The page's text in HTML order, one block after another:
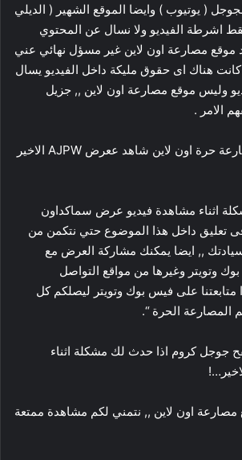
لجوجل ( يوتيوب ) وايضا الموقع الشهير ( الديلي
الفيديو ولا نسال عن المحتوي
موقع مصارعة اون لاين غير مسؤل نهائي عني
كانت هناك اى حقوق مليكة داخل الفيديو يسال
وليس موقع مصارعة اون لاين ,, جزيل
الامر .
حصريا على موقع مصارعة حرة اون لاين شاهد ععرض AJPW الاخير
اثناء مشاهدة فيديو عرض سماكداون
تعليق داخل هذا الموضوع حتي نتكمن من
,, ايضا يمكنك مشاركة العرض مع
وتويتر وغيرها من مواقع التواصل
متابعتنا على فيس بوك وتويتر ليصلكم كل
الحرة “.
جوجل كروم اذا حدث لك مشكلة اثناء
اون لاين ,, نتمني لكم مشاهدة ممتعة